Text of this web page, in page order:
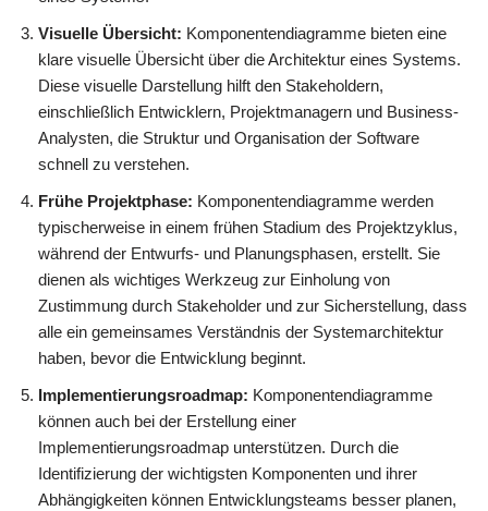
Visuelle Übersicht: Komponentendiagramme bieten eine
klare visuelle Übersicht über die Architektur eines Systems.
Diese visuelle Darstellung hilft den Stakeholdern,
einschließlich Entwicklern, Projektmanagern und Business-
Analysten, die Struktur und Organisation der Software
schnell zu verstehen.
Frühe Projektphase: Komponentendiagramme werden
typischerweise in einem frühen Stadium des Projektzyklus,
während der Entwurfs- und Planungsphasen, erstellt. Sie
dienen als wichtiges Werkzeug zur Einholung von
Zustimmung durch Stakeholder und zur Sicherstellung, dass
alle ein gemeinsames Verständnis der Systemarchitektur
haben, bevor die Entwicklung beginnt.
Implementierungsroadmap: Komponentendiagramme
können auch bei der Erstellung einer
Implementierungsroadmap unterstützen. Durch die
Identifizierung der wichtigsten Komponenten und ihrer
Abhängigkeiten können Entwicklungsteams besser planen,